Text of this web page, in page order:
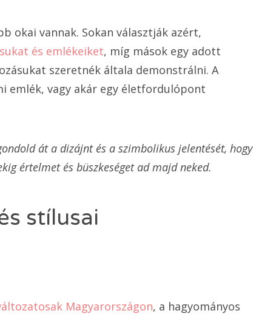
okai vannak. Sokan választják azért,
és emlékeiket, míg mások egy adott
szeretnék általa demonstrálni. A
emlék, vagy akár egy életfordulópont
át a dizájnt és a szimbolikus jelentését, hogy
értelmet és büszkeséget ad majd neked.
stílusai
Magyarországon, a hagyományos